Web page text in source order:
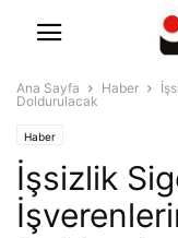
Ana Sayfa Haber
Doldurulacak
Haber
İşsizlik